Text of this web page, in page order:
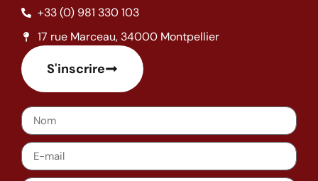
+33 (0) 981 330 103
17 rue Marceau, 34000 Montpellier
S'inscrire